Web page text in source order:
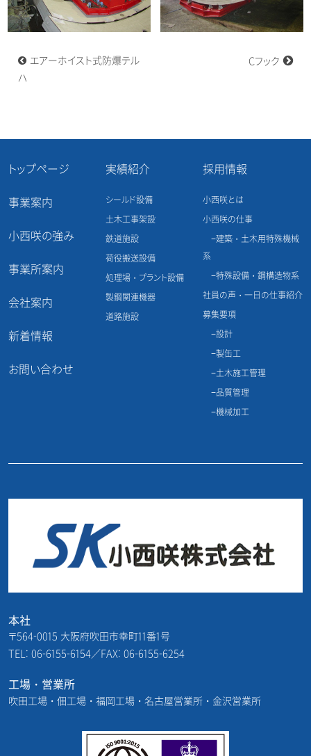
稿
シ
ン
エアーホイスト式防爆テル
ハ
Cフック
トップページ
事業案内
小西咲の強み
事業所案内
会社案内
新着情報
お問い合わせ
実績紹介
シールド設備
土木工事架設
鉄道施設
荷役搬送設備
処理場・プラント設備
製鋼関連機器
道路施設
採用情報
小西咲とは
小西咲の仕事
建築・土木用特殊機械
系
特殊設備・鋼構造物系
社員の声・一日の仕事紹介
募集要項
設計
製缶工
土木施工管理
品質管理
機械加工
本社
〒564-0015 大阪府吹田市幸町11番1号
TEL: 06-6155-6154／FAX: 06-6155-6254
工場・営業所
吹田工場・佃工場・福岡工場・名古屋営業所・金沢営業所